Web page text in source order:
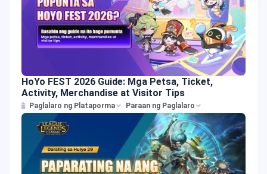
HoYo FEST 2026 Guide: Mga Petsa, Ticket,
Activity, Merchandise at Visitor Tips
Paglalaro ng Plataporma Paraan ng Paglalaro